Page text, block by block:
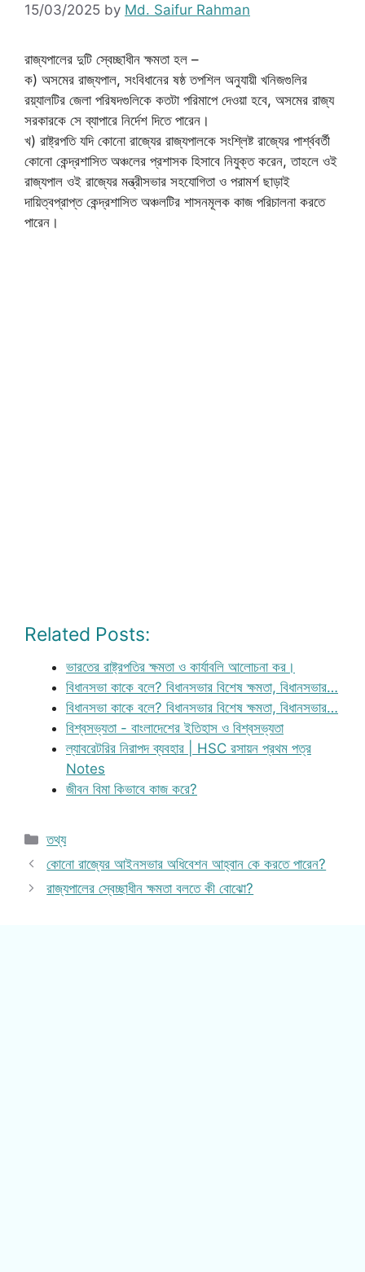
15/03/2025 by Md. Saifur Rahman
রাজ্যপালের দুটি স্বেচ্ছাধীন ক্ষমতা হল –
ক) অসমের রাজ্যপাল, সংবিধানের ষষ্ঠ তপশিল অনুযায়ী খনিজগুলির
রয়্যালটির জেলা পরিষদগুলিকে কতটা পরিমাপে দেওয়া হবে, অসমের রাজ্য
সরকারকে সে ব্যাপারে নির্দেশ দিতে পারেন।
খ) রাষ্ট্রপতি যদি কোনো রাজ্যের রাজ্যপালকে সংশ্লিষ্ট রাজ্যের পার্শ্ববর্তী
কোনো কেন্দ্রশাসিত অঞ্চলের প্রশাসক হিসাবে নিযুক্ত করেন, তাহলে ওই
রাজ্যপাল ওই রাজ্যের মন্ত্রীসভার সহযোগিতা ও পরামর্শ ছাড়াই
দায়িত্বপ্রাপ্ত কেন্দ্রশাসিত অঞ্চলটির শাসনমূলক কাজ পরিচালনা করতে
পারেন।
Related Posts:
ভারতের রাষ্ট্রপতির ক্ষমতা ও কার্যাবলি আলোচনা কর।
বিধানসভা কাকে বলে? বিধানসভার বিশেষ ক্ষমতা, বিধানসভার…
বিধানসভা কাকে বলে? বিধানসভার বিশেষ ক্ষমতা, বিধানসভার…
বিশ্বসভ্যতা - বাংলাদেশের ইতিহাস ও বিশ্বসভ্যতা
ল্যাবরেটরির নিরাপদ ব্যবহার | HSC রসায়ন প্রথম পত্র
Notes
জীবন বিমা কিভাবে কাজ করে?
Categories
তথ্য
কোনো রাজ্যের আইনসভার অধিবেশন আহ্বান কে করতে পারেন?
রাজ্যপালের স্বেচ্ছাধীন ক্ষমতা বলতে কী বোঝো?